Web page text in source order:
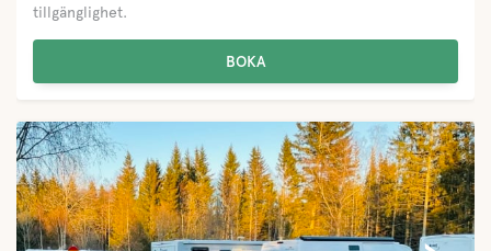
tillgänglighet.
BOKA